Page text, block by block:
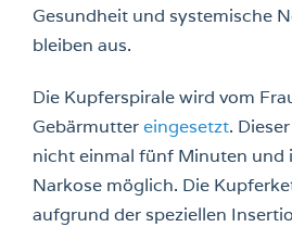
Gesundheit und systemische
bleiben aus.
Die Kupferspirale wird vom
Gebärmuttereingesetzt.
nicht einmal fünf Minuten und
Narkose möglich. Die
aufgrund der speziellen